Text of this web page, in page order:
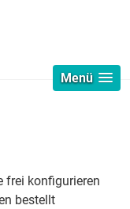
Menü
frei konfigurieren
bestellt